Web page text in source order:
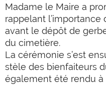
Madame le Maire a
rappelant
avant le dépôt de
du cimetière.
La cérémonie s’est
stèle des bienfaiteurs
également été rendu